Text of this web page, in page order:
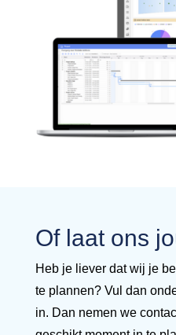
Of laat ons
Heb je liever dat wij je
te plannen? Vul dan
in. Dan nemen we